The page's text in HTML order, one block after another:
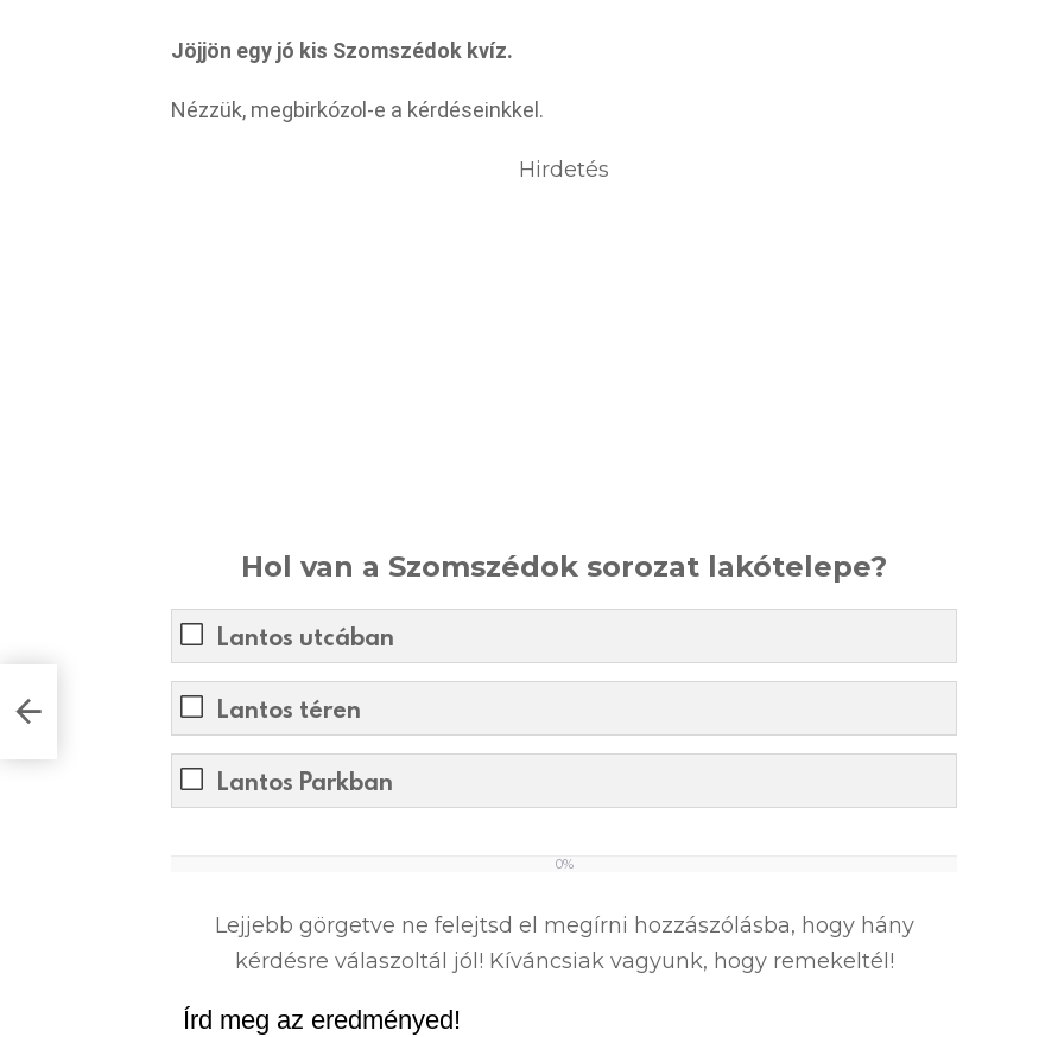
Jöjjön egy jó kis Szomszédok kvíz.
Nézzük, megbirkózol-e a kérdéseinkkel.
Hirdetés
Hol van a Szomszédok sorozat lakótelepe?
Lantos utcában
Lantos téren
Lantos Parkban
0%
Lejjebb görgetve ne felejtsd el megírni hozzászólásba, hogy hány
kérdésre válaszoltál jól! Kíváncsiak vagyunk, hogy remekeltél!
Írd meg az eredményed!